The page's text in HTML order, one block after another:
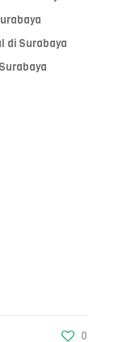
di Surabaya
0